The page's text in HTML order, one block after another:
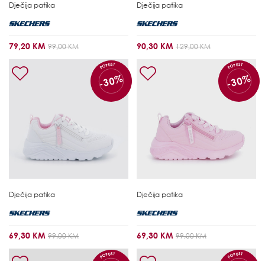
Dječija patika
79,20 KM 99,00 KM
Dječija patika
90,30 KM 129,00 KM
POPUST
-30%
Dječija patika
69,30 KM 99,00 KM
POPUST
-30%
Dječija patika
69,30 KM 99,00 KM
POPUST POPUST